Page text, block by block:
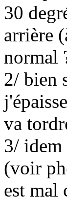
30
arrière
normal
2/ bien
va
3/ idem
(voir
est mal